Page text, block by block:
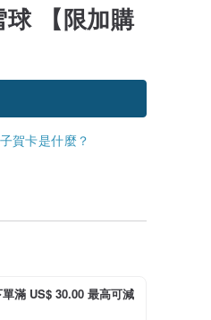
【限加購
賀卡是什麼？
滿 US$ 30.00 最高可減